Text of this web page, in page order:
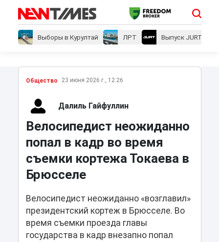
Выборы в Курултай ЛРТ Выпуск JURT
Общество 23 июня 2026 г., 12:26
Далиль Гайфуллин
Велосипедист неожиданно
попал в кадр во время
съемки кортежа Токаева в
Брюсселе
Велосипедист неожиданно «возглавил»
президентский кортеж в Брюсселе. Во
время съемки проезда главы
государства в кадр внезапно попал